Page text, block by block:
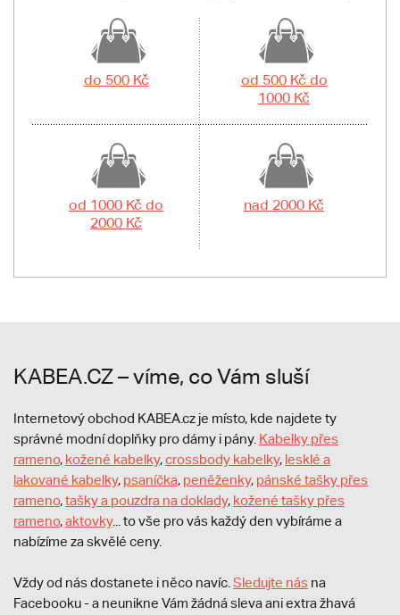
do 500 Kč
od 500 Kč do
1000 Kč
od 1000 Kč do
2000 Kč
nad 2000 Kč
KABEA.CZ – víme, co Vám sluší
Internetový obchod KABEA.cz je místo, kde najdete ty
správné modní doplňky pro dámy i pány. Kabelky přes
rameno, kožené kabelky,crossbody kabelky, lesklé a
lakované kabelky, psaníčka, peněženky, pánské tašky přes
rameno,tašky a pouzdra na doklady, kožené tašky přes
rameno,aktovky... to vše pro vás každý den vybíráme a
nabízíme za skvělé ceny.
Vždy od nás dostanete i něco navíc. Sledujte nás na
Facebooku - a neunikne Vám žádná sleva ani extra žhavá